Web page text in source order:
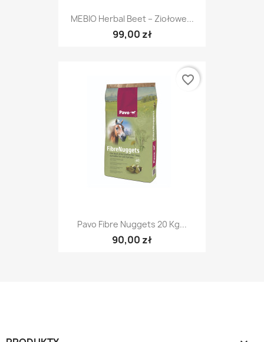
MEBIO Herbal Beet – Ziołowe...
99,00 zł
Pavo Fibre Nuggets 20 Kg...
90,00 zł
favorite_border